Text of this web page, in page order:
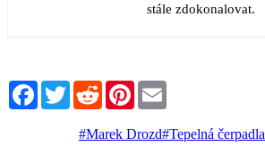
stále zdokonalovat.
FacebookTwitterRedditPinterest
#Marek Drozd#Tepelná čerpadla